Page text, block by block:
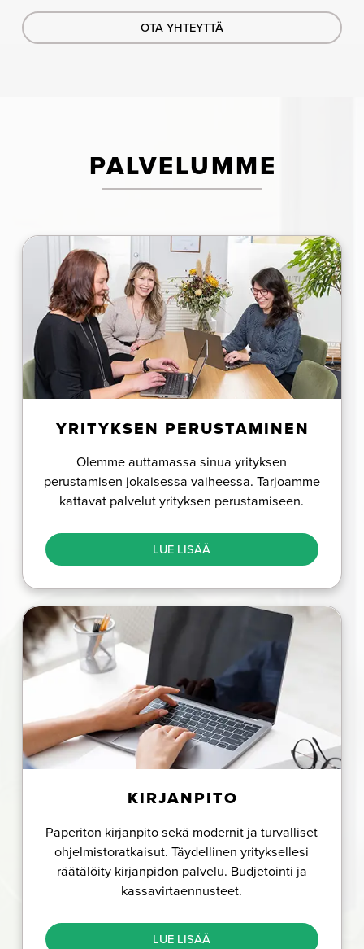
OTA YHTEYTTÄ
PALVELUMME
YRITYKSEN PERUSTAMINEN
Olemme auttamassa sinua yrityksen
perustamisen jokaisessa vaiheessa. Tarjoamme
kattavat palvelut yrityksen perustamiseen.
LUE LISÄÄ
KIRJANPITO
Paperiton kirjanpito sekä modernit ja turvalliset
ohjelmistoratkaisut. Täydellinen yrityksellesi
räätälöity kirjanpidon palvelu. Budjetointi ja
kassavirtaennusteet.
LUE LISÄÄ